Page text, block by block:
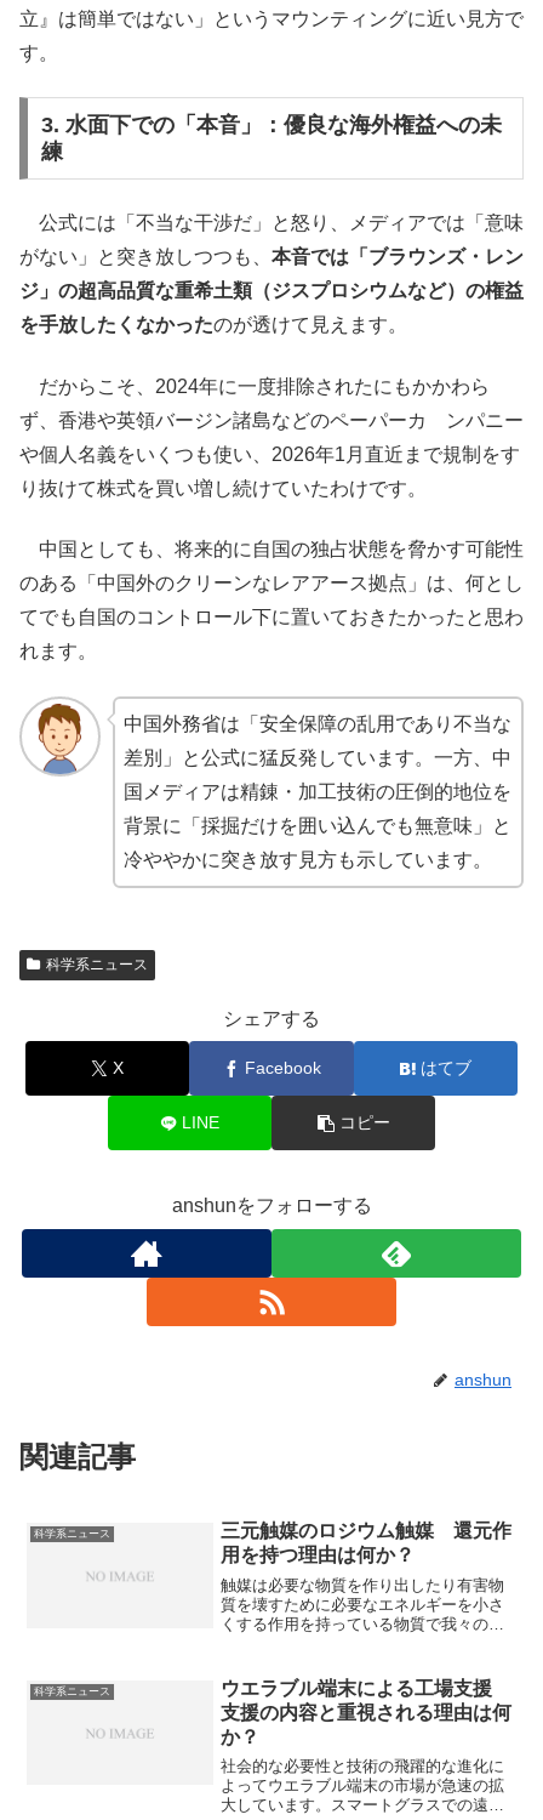
立』は簡単ではない」というマウンティングに近い見方で
す。
3. 水面下での「本音」：優良な海外権益への未
練
公式には「不当な干渉だ」と怒り、メディアでは「意味
がない」と突き放しつつも、 本音では「ブラウンズ・レン
ジ」の超高品質な重希土類（ジスプロシウムなど）の権益
を手放したくなかったのが透けて見えます。
だからこそ、2024年に一度排除されたにもかかわら
ず、香港や英領バージン諸島などのペーパーカ ンパニー
や個人名義をいくつも使い、2026年1月直近まで規制をす
り抜けて株式を買い増し続けていたわけです。
中国としても、将来的に自国の独占状態を脅かす可能性
のある「中国外のクリーンなレアアース拠点」は、何とし
てでも自国のコントロール下に置いておきたかったと思わ
れます。
中国外務省は「安全保障の乱用であり不当な
差別」と公式に猛反発しています。一方、中
国メディアは精錬・加工技術の圧倒的地位を
背景に「採掘だけを囲い込んでも無意味」と
冷ややかに突き放す見方も示しています。
科学系ニュース
シェアする
X Facebook はてブ
LINE コピー
anshunをフォローする
anshun
関連記事
科学系ニュース
三元触媒のロジウム触媒 還元作
用を持つ理由は何か？
触媒は必要な物質を作り出したり有害物
質を壊すために必要なエネルギーを小さ
くする作用を持っている物質で我々の生
する働きを持っています。ロジウム触媒
がN-O結合を解離できる理由や問題点は
何かを知ることができます。
科学系ニュース
ウエラブル端末による工場支援
支援の内容と重視される理由は何
か？
社会的な必要性と技術の飛躍的な進化に
よってウエラブル端末の市場が急速の拡
大しています。スマートグラスでの遠隔